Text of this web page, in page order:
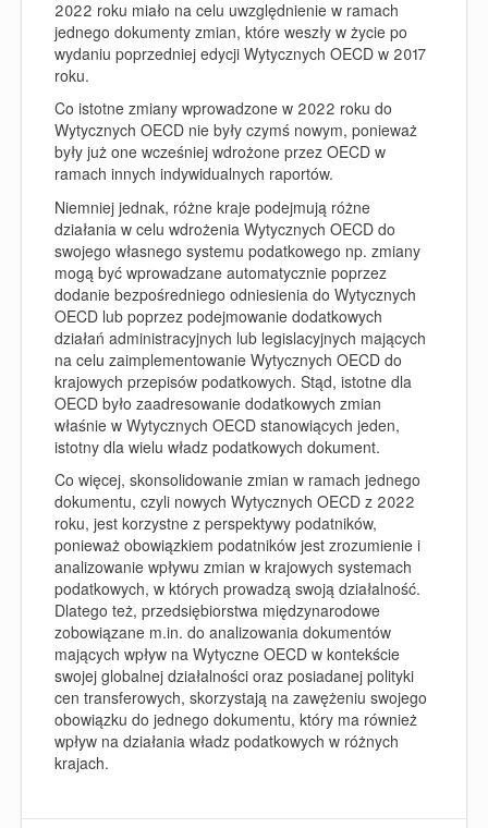
2022 roku miało na celu uwzględnienie w ramach
jednego dokumenty zmian, które weszły w życie po
wydaniu poprzedniej edycji Wytycznych OECD w 2017
roku.
Co istotne zmiany wprowadzone w 2022 roku do
Wytycznych OECD nie były czymś nowym, ponieważ
były już one wcześniej wdrożone przez OECD w
ramach innych indywidualnych raportów.
Niemniej jednak, różne kraje podejmują różne
działania w celu wdrożenia Wytycznych OECD do
swojego własnego systemu podatkowego np. zmiany
mogą być wprowadzane automatycznie poprzez
dodanie bezpośredniego odniesienia do Wytycznych
OECD lub poprzez podejmowanie dodatkowych
działań administracyjnych lub legislacyjnych mających
na celu zaimplementowanie Wytycznych OECD do
krajowych przepisów podatkowych. Stąd, istotne dla
OECD było zaadresowanie dodatkowych zmian
właśnie w Wytycznych OECD stanowiących jeden,
istotny dla wielu władz podatkowych dokument.
Co więcej, skonsolidowanie zmian w ramach jednego
dokumentu, czyli nowych Wytycznych OECD z 2022
roku, jest korzystne z perspektywy podatników,
ponieważ obowiązkiem podatników jest zrozumienie i
analizowanie wpływu zmian w krajowych systemach
podatkowych, w których prowadzą swoją działalność.
Dlatego też, przedsiębiorstwa międzynarodowe
zobowiązane m.in. do analizowania dokumentów
mających wpływ na Wytyczne OECD w kontekście
swojej globalnej działalności oraz posiadanej polityki
cen transferowych, skorzystają na zawężeniu swojego
obowiązku do jednego dokumentu, który ma również
wpływ na działania władz podatkowych w różnych
krajach.